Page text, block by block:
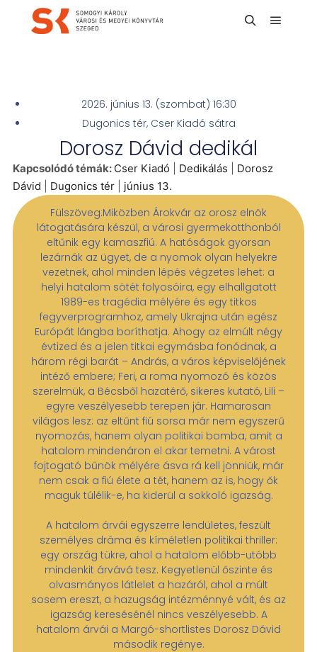
2026. június 13. (szombat) 16:30
Dugonics tér, Cser Kiadó sátra
Dorosz Dávid dedikál
Kapcsolódó témák: Cser Kiadó Dedikálás
Dorosz
Dávid
Dugonics tér június 13.
Fülszöveg:Miközben Árokvár az orosz elnök
látogatására készül, a városi gyermekotthonból
eltűnik egy kamaszfiú. A hatóságok gyorsan
lezárnák az ügyet, de a nyomok olyan helyekre
vezetnek, ahol minden lépés végzetes lehet: a
helyi hatalom sötét folyosóira, egy elhallgatott
1989-es tragédia mélyére és egy titkos
fegyverprogramhoz, amely Ukrajna után egész
Európát lángba boríthatja. Ahogy az elmúlt négy
évtized és a jelen titkai egymásba fonódnak, a
három régi barát – András, a város képviselőjének
intéző embere; Feri, a roma nyomozó és közös
szerelmük, a Bécsből hazatérő, sikeres kutató, Lili –
egyre veszélyesebb terepen jár. Hamarosan
világos lesz: az eltűnt fiú sorsa már nem egyszerű
nyomozás, hanem olyan politikai bomba, amit a
hatalom mindenáron el akar temetni. A várost
fojtogató bűnök mélyére ásva rá kell jönniük, már
nem csak a fiú élete a tét, hanem az is, hogy ők
maguk túlélik-e, ha kiderül a sokkoló igazság.
A hatalom árvái egyszerre lendületes, feszült
személyes dráma és kíméletlen politikai thriller:
egy ország tükre, ahol a hatalom előbb-utóbb
mindenkit árvává tesz. Kegyetlenül őszinte és
olvasmányos látlelet a hazáról, ahol a múlt
sosem ereszt, a hazugság intézménnyé vált, és az
igazság keresésénél nincs veszélyesebb. A
hatalom árvái a Margó-shortlistes Dorosz Dávid
második regénye.